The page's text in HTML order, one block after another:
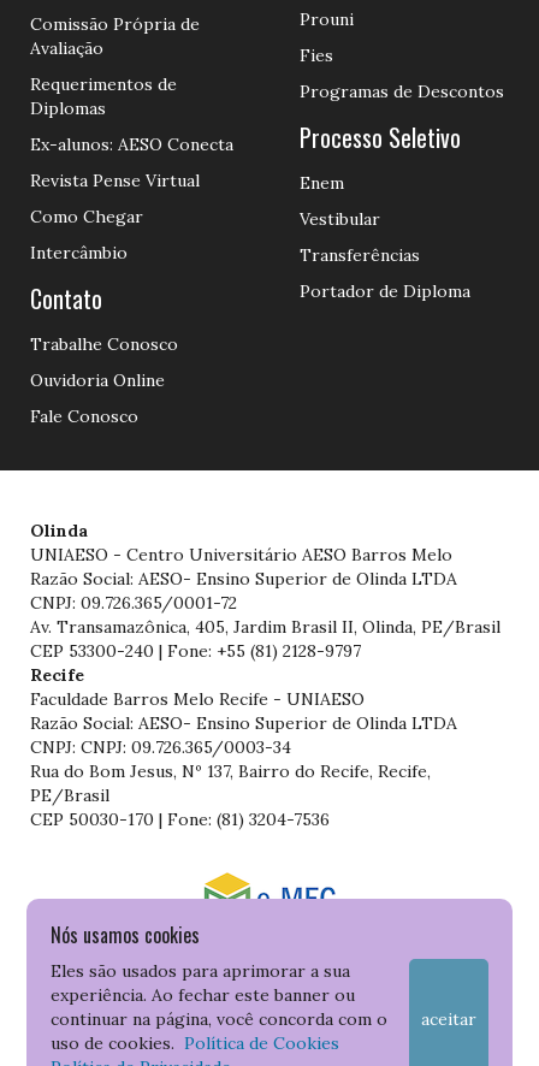
Nós usamos cookies
Eles são usados para aprimorar a sua
experiência. Ao fechar este banner ou
continuar na página, você concorda com o
uso de cookies.Política de Cookies
aceitar
Comissão Própria de
Avaliação
Requerimentos de
Diplomas
Ex-alunos: AESO Conecta
Revista Pense Virtual
Como Chegar
Intercâmbio
Contato
Trabalhe Conosco
Ouvidoria Online
Fale Conosco
Prouni
Fies
Programas de Descontos
Processo Seletivo
Enem
Vestibular
Transferências
Portador de Diploma
Olinda
UNIAESO - Centro Universitário AESO Barros Melo
Razão Social: AESO- Ensino Superior de Olinda LTDA
CNPJ: 09.726.365/0001-72
Av. Transamazônica, 405, Jardim Brasil II, Olinda, PE/Brasil
CEP 53300-240 | Fone: +55 (81) 2128-9797
Recife
Faculdade Barros Melo Recife - UNIAESO
Razão Social: AESO- Ensino Superior de Olinda LTDA
CNPJ: CNPJ: 09.726.365/0003-34
Rua do Bom Jesus, Nº 137, Bairro do Recife, Recife,
PE/Brasil
CEP 50030-170 | Fone: (81) 3204-7536
Consulte o cadastro da Instituição no Sistema do e-MEC